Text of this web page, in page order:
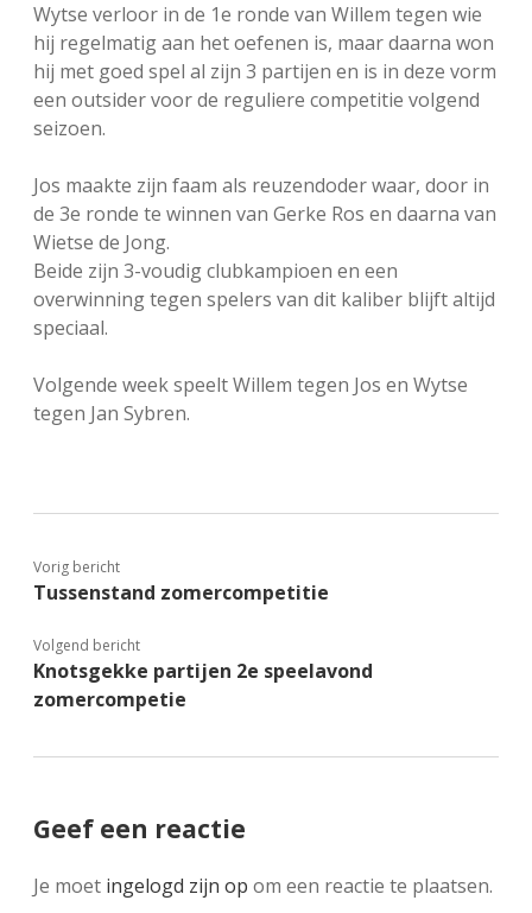
Wytse verloor in de 1e ronde van Willem tegen wie
hij regelmatig aan het oefenen is, maar daarna won
hij met goed spel al zijn 3 partijen en is in deze vorm
een outsider voor de reguliere competitie volgend
seizoen.
Jos maakte zijn faam als reuzendoder waar, door in
de 3e ronde te winnen van Gerke Ros en daarna van
Wietse de Jong.
Beide zijn 3-voudig clubkampioen en een
overwinning tegen spelers van dit kaliber blijft altijd
speciaal.
Volgende week speelt Willem tegen Jos en Wytse
tegen Jan Sybren.
Vorig bericht
Tussenstand zomercompetitie
Volgend bericht
Knotsgekke partijen 2e speelavond
zomercompetie
Geef een reactie
Je moet ingelogd zijn op om een reactie te plaatsen.